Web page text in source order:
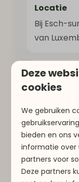
Locatie
Bij Esch-
van
Ongeveer
duiken,
Deze
cookies
We gebruiken
bieden en ons
informatie over
partners voor
Deze partners